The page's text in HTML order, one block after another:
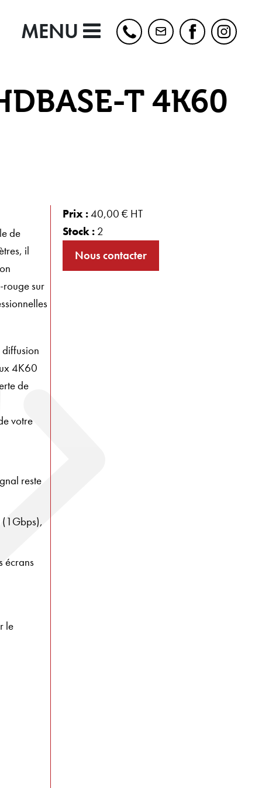
MENU
T 4K60
de
il
rouge sur
4K60
de
votre
reste
(1Gbps),
écrans
le
Prix :40,00 € HT
Stock : 2
Nous contacter